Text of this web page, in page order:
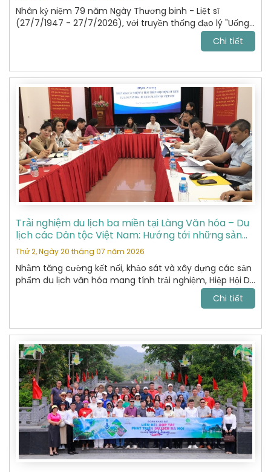
Nhân kỷ niệm 79 năm Ngày Thương binh - Liệt sĩ
(27/7/1947 - 27/7/2026), với truyền thống đạo lý "Uống
nước nhớ nguồn", "Đền ơn đáp nghĩa", Hiệp hội Du lịch Hà
Nội đã tổ chức hành trình dâng hương, tưởng niệm các
tỉnh Tuyên Quang – nơi yên nghỉ của gần 2.000 Anh
bảo vệ biên giới phía Bắc của Tổ quốc giai đoạn 1979 -
1989.
Chi tiết
Trải nghiệm du lịch ba miền tại Làng Văn hóa – Du
lịch các Dân tộc Việt Nam: Hướng tới những sản
phẩm du lịch văn hóa đặc sắc
Thứ 2, Ngày 20 tháng 07 năm 2026
Nhằm tăng cường kết nối, khảo sát và xây dựng các sản
phẩm du lịch văn hóa mang tính trải nghiệm, Hiệp Hội Du
Lịch Hoàn Kiếm đã tham gia chương trình khảo sát thực
tế tại Làng Văn hóa – Du lịch các Dân tộc Việt Nam do
Chi tiết